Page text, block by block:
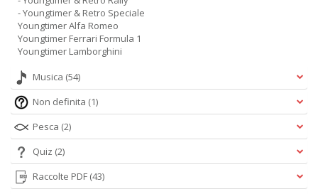
- Youngtimer & Retro Speciale
Youngtimer Alfa Romeo
Youngtimer Ferrari Formula 1
Youngtimer Lamborghini
Musica (54)
Non definita (1)
Pesca (2)
Quiz (2)
Raccolte PDF (43)